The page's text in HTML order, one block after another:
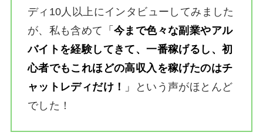
ディ10人以上にインタビューしてみました
が、私も含めて
「今まで色々な副業やアル
バイトを経験してきて、一番稼げるし、初
心者でもこれほどの高収入を稼げたのはチ
ャットレディだけ！
」
という声がほとんど
でした！